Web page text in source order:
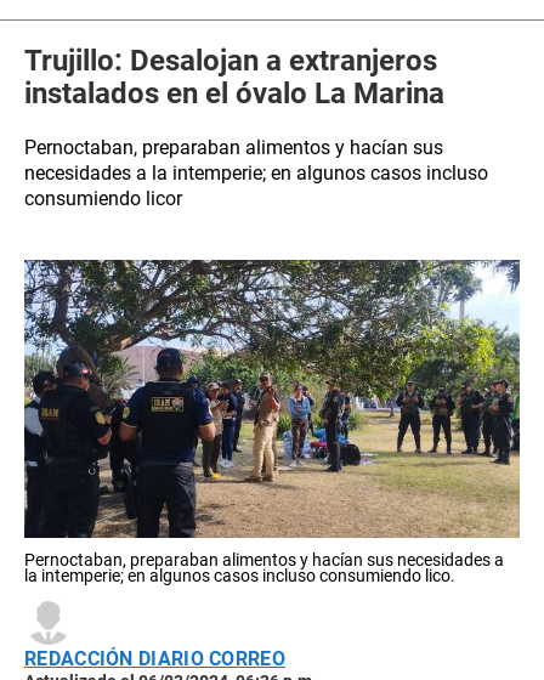
Trujillo: Desalojan a extranjeros
instalados en el óvalo La Marina
Pernoctaban, preparaban alimentos y hacían sus
necesidades a la intemperie; en algunos casos incluso
consumiendo licor
Pernoctaban, preparaban alimentos y hacían sus necesidades a
la intemperie; en algunos casos incluso consumiendo lico.
REDACCIÓN DIARIO CORREO